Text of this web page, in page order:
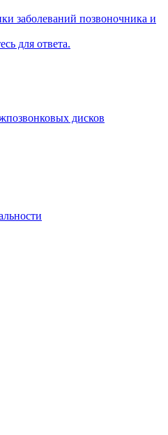
заболеваний позвоночника и
для ответа.
дисков